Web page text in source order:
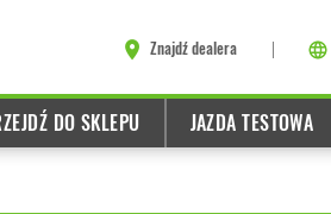
Znajdź dealera
DO SKLEPU JAZDA TESTOWA